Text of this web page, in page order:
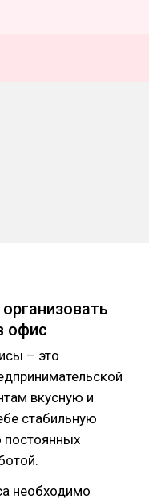
офис
– это
вкусную и
стабильную
постоянных
необходимо